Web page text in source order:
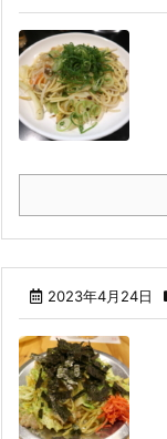
2023年4月24日